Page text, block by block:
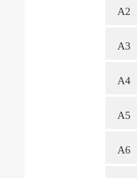
A2
A3
A4
A5
A6